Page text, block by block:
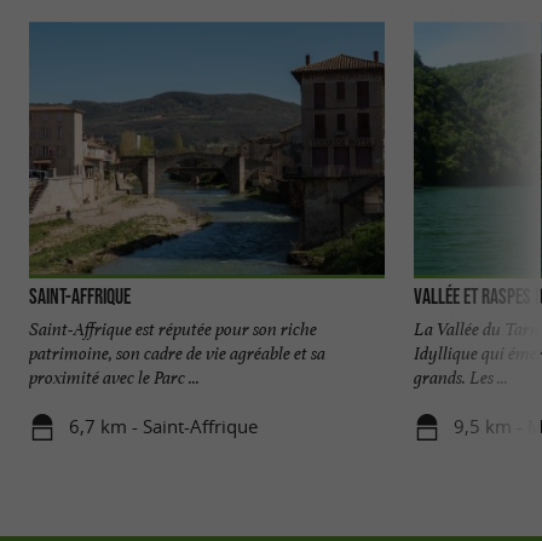
Saint-Affrique
Saint-Affrique est réputée pour son riche
patrimoine, son cadre de vie agréable et sa
proximité avec le Parc ...
6,7 km - Saint-Affrique
Vallée et Raspes
La Vallée du
Idyllique qui
grands. Les ...
9,5 km -